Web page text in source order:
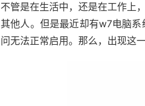
不管是在生活中，还是在工作上
其他人。但是最近却有w7电脑
问无法正常启用。那么，出现这